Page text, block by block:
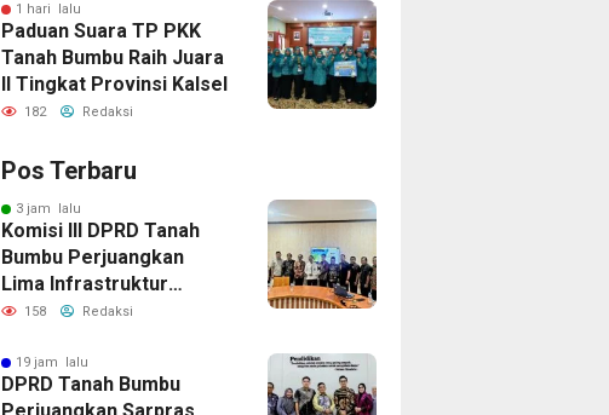
1 hari lalu
Paduan Suara TP PKK
Tanah Bumbu Raih Juara
II Tingkat Provinsi Kalsel
182 Redaksi
Pos Terbaru
3 jam lalu
Komisi III DPRD Tanah
Bumbu Perjuangkan
Lima Infrastruktur
Strategis ke BPJN XI
158 Redaksi
19 jam lalu
DPRD Tanah Bumbu